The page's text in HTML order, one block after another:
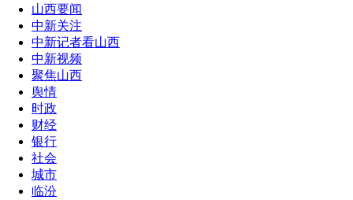
山西要闻
中新关注
中新记者看山西
中新视频
聚焦山西
舆情
时政
财经
银行
社会
城市
临汾